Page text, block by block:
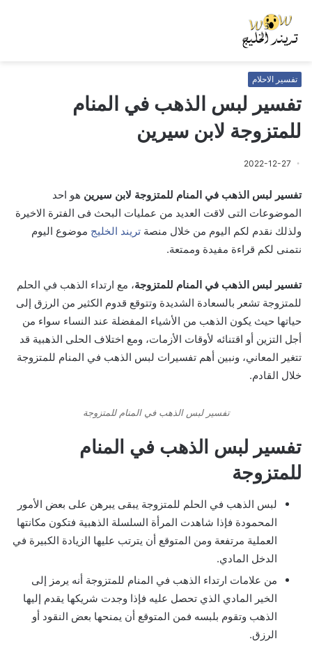
تفسير الاحلام
تفسير لبس الذهب في المنام
للمتزوجة لابن سيرين
2022-12-27
تفسير لبس الذهب في المنام للمتزوجة لابن سيرين هو احد
الموضوعات التى لاقت العديد من عمليات البحث فى الفترة الاخيرة
ولذلك نقدم لكم اليوم من خلال منصة تريند الخليج موضوع اليوم
نتمنى لكم قراءة مفيدة وممتعة.
تفسير لبس الذهب في المنام للمتزوجة، مع ارتداء الذهب في الحلم
للمتزوجة تشعر بالسعادة الشديدة وتتوقع قدوم الكثير من الرزق إلى
حياتها حيث يكون الذهب من الأشياء المفضلة عند النساء سواء من
أجل التزين أو اقتنائه لأوقات الأزمات، ومع اختلاف الحلى الذهبية قد
تتغير المعاني، ونبين أهم تفسيرات لبس الذهب في المنام للمتزوجة
خلال القادم.
تفسير لبس الذهب في المنام للمتزوجة
تفسير لبس الذهب في المنام
للمتزوجة
لبس الذهب في الحلم للمتزوجة يبقى يبرهن على بعض الأمور
المحمودة فإذا شاهدت المرأة السلسلة الذهبية فتكون مكانتها
العملية مرتفعة ومن المتوقع أن يترتب عليها الزيادة الكبيرة في
الدخل المادي.
من علامات ارتداء الذهب في المنام للمتزوجة أنه يرمز إلى
الخير المادي الذي تحصل عليه فإذا وجدت شريكها يقدم إليها
الذهب وتقوم بلبسه فمن المتوقع أن يمنحها بعض النقود أو
الرزق.